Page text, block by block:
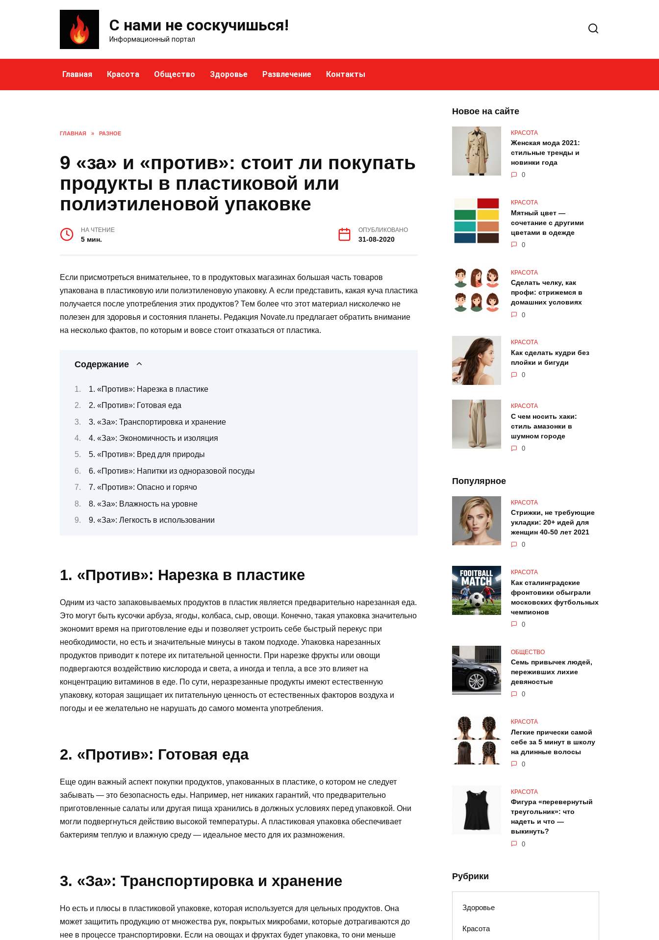
С нами не соскучишься!
Информационный портал
Главная Красота Общество Здоровье Развлечение Контакты
ГЛАВНАЯ » РАЗНОЕ
9 «за» и «против»: стоит ли покупать
продукты в пластиковой или
полиэтиленовой упаковке
НА ЧТЕНИЕ
5 мин.
ОПУБЛИКОВАНО
31-08-2020
Если присмотреться внимательнее, то в продуктовых магазинах большая часть товаров
упакована в пластиковую или полиэтиленовую упаковку. А если представить, какая куча пластика
получается после употребления этих продуктов? Тем более что этот материал нисколечко не
полезен для здоровья и состояния планеты. Редакция Novate.ru предлагает обратить внимание
на несколько фактов, по которым и вовсе стоит отказаться от пластика.
Содержание
1. «Против»: Нарезка в пластике
2. «Против»: Готовая еда
3. «За»: Транспортировка и хранение
4. «За»: Экономичность и изоляция
5. «Против»: Вред для природы
6. «Против»: Напитки из одноразовой посуды
7. «Против»: Опасно и горячо
8. «За»: Влажность на уровне
9. «За»: Легкость в использовании
1. «Против»: Нарезка в пластике
Одним из часто запаковываемых продуктов в пластик является предварительно нарезанная еда.
Это могут быть кусочки арбуза, ягоды, колбаса, сыр, овощи. Конечно, такая упаковка значительно
экономит время на приготовление еды и позволяет устроить себе быстрый перекус при
необходимости, но есть и значительные минусы в таком подходе. Упаковка нарезанных
продуктов приводит к потере их питательной ценности. При нарезке фрукты или овощи
подвергаются воздействию кислорода и света, а иногда и тепла, а все это влияет на
концентрацию витаминов в еде. По сути, неразрезанные продукты имеют естественную
упаковку, которая защищает их питательную ценность от естественных факторов воздуха и
погоды и ее желательно не нарушать до самого момента употребления.
2. «Против»: Готовая еда
Еще один важный аспект покупки продуктов, упакованных в пластике, о котором не следует
забывать — это безопасность еды. Например, нет никаких гарантий, что предварительно
приготовленные салаты или другая пища хранились в должных условиях перед упаковкой. Они
могли подвергнуться действию высокой температуры. А пластиковая упаковка обеспечивает
бактериям теплую и влажную среду — идеальное место для их размножения.
3. «За»: Транспортировка и хранение
Но есть и плюсы в пластиковой упаковке, которая используется для цельных продуктов. Она
может защитить продукцию от множества рук, покрытых микробами, которые дотрагиваются до
нее в процессе транспортировки. Если на овощах и фруктах будет упаковка, то они меньше
Новое на сайте
КРАСОТА
Женская мода 2021:
стильные тренды и
новинки года
0
КРАСОТА
Мятный цвет —
сочетание с другими
цветами в одежде
0
КРАСОТА
Сделать челку, как
профи: стрижемся в
домашних условиях
0
КРАСОТА
Как сделать кудри без
плойки и бигуди
0
КРАСОТА
С чем носить хаки:
стиль амазонки в
шумном городе
0
Популярное
КРАСОТА
Стрижки, не требующие
укладки: 20+ идей для
женщин 40-50 лет 2021
0
КРАСОТА
Как сталинградские
фронтовики обыграли
московских футбольных
чемпионов
0
ОБЩЕСТВО
Семь привычек людей,
переживших лихие
девяностые
0
КРАСОТА
Легкие прически самой
себе за 5 минут в школу
на длинные волосы
0
КРАСОТА
Фигура «перевернутый
треугольник»: что
надеть и что —
выкинуть?
0
Рубрики
Здоровье
Красота